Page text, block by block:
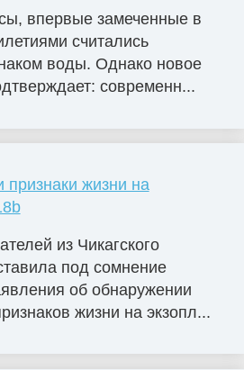
впервые замеченные в
считались
воды. Однако новое
современн...
жизни на
из Чикагского
под сомнение
об обнаружении
жизни на экзопл...